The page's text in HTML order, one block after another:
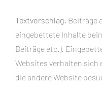
Textvorschlag: Beiträge
eingebettete Inhalte
Beiträge etc.).
Websites verhalten sich
die andere Website